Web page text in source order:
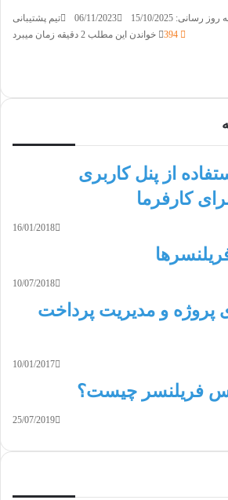
تیم پشتیبانی 06/11/2023
رسانی: 15/10/2025
خواندن این مطلب 2 دقیقه زمان میبرد
از پنل کاربری
کارفرما
16/01/2018
10/07/2018
پروژه و مدیریت پرداخت‌
10/01/2017
فریلنسر چیست؟
25/07/2019